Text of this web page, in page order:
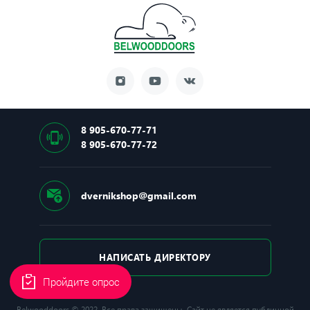
8 905-670-77-71
8 905-670-77-72
dvernikshop@gmail.com
НАПИСАТЬ ДИРЕКТОРУ
Пройдите опрос